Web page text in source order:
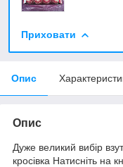
Приховати
Опис
Опис
Дуже великий вибір
кросівка Натисніть на